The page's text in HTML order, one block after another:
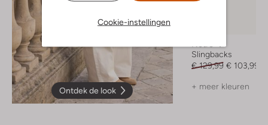
Cookie-instellingen
Ontdek de look
Slingbacks
€ 129,99 € 103,99
+ meer kleuren